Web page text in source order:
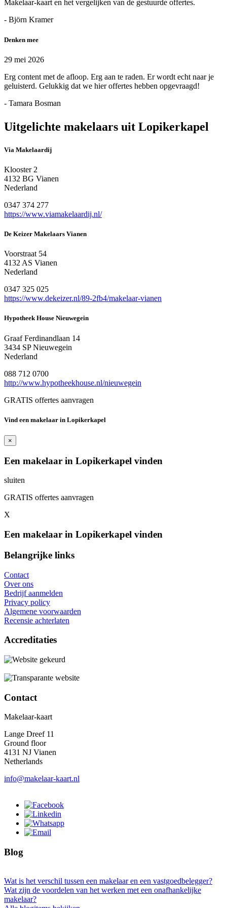
Makelaar-kaart en het vergelijken van de gestuurde offertes.
- Björn Kramer
Denken mee
29 mei 2026
Erg content met de afloop. Erg aan te raden. Er wordt echt naar je
geluisterd. Gelukkig dat we hier offertes hebben opgevraagd!
- Tamara Bosman
Uitgelichte makelaars uit Lopikerkapel
Via Makelaardij
Klooster 2
4132 BG Vianen
Nederland
0347 374 277
https://www.viamakelaardij.nl/
De Keizer Makelaars Vianen
Voorstraat 54
4132 AS Vianen
Nederland
0347 325 025
https://www.dekeizer.nl/89-2fb4/makelaar-vianen
Hypotheek House Nieuwegein
Graaf Ferdinandlaan 14
3434 SP Nieuwegein
Nederland
088 712 0700
http://www.hypotheekhouse.nl/nieuwegein
GRATIS offertes aanvragen
Vind een makelaar in Lopikerkapel
×
Een makelaar in Lopikerkapel vinden
sluiten
GRATIS offertes aanvragen
X
Een makelaar in Lopikerkapel vinden
Belangrijke links
Contact
Over ons
Bedrijf aanmelden
Privacy policy
Algemene voorwaarden
Recensie achterlaten
Accreditaties
Contact
Makelaar-kaart
Lange Dreef 11
Ground floor
4131 NJ Vianen
Netherlands
info@makelaar-kaart.nl
Blog
Wat is het verschil tussen een makelaar en een vastgoedbelegger?
Wat zijn de voordelen van het werken met een onafhankelijke
makelaar?